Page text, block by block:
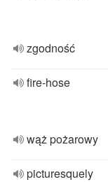
zgodność
fire-hose
wąż pożarowy
picturesquely